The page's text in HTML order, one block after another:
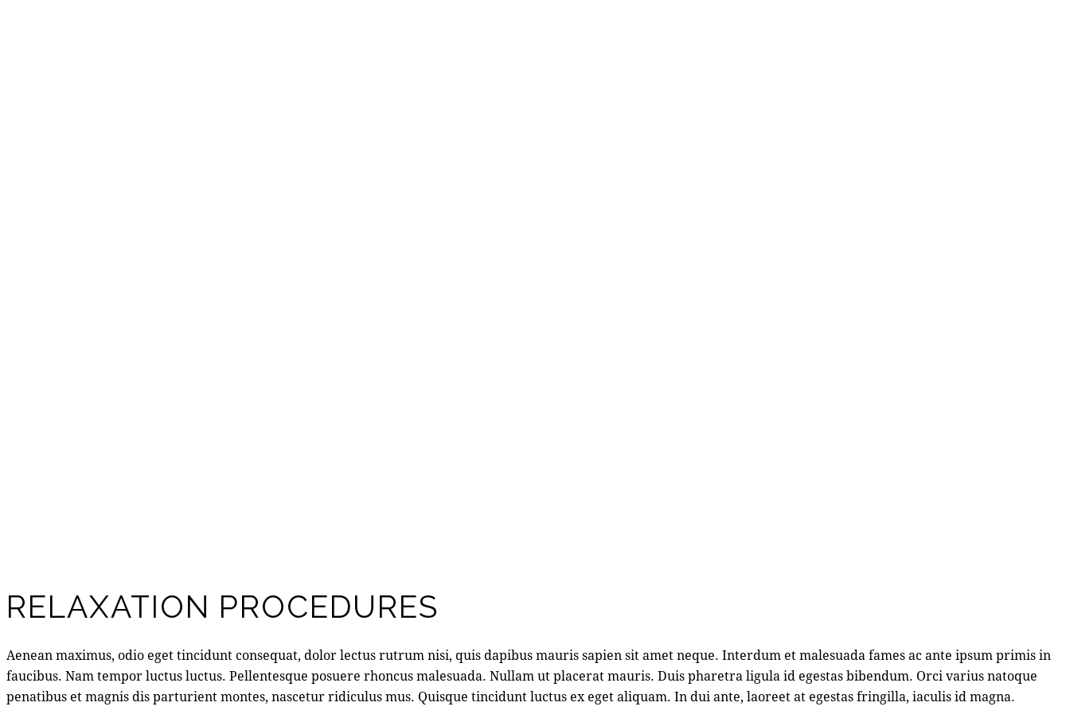
RELAXATION PROCEDURES
Aenean maximus, odio eget tincidunt consequat, dolor lectus rutrum nisi, quis dapibus mauris sapien sit amet neque. Interdum et malesuada fames ac ante ipsum primis in
faucibus. Nam tempor luctus luctus. Pellentesque posuere rhoncus malesuada. Nullam ut placerat mauris. Duis pharetra ligula id egestas bibendum. Orci varius natoque
penatibus et magnis dis parturient montes, nascetur ridiculus mus. Quisque tincidunt luctus ex eget aliquam. In dui ante, laoreet at egestas fringilla, iaculis id magna.